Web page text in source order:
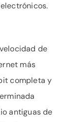
de
más
completa y
antiguas de